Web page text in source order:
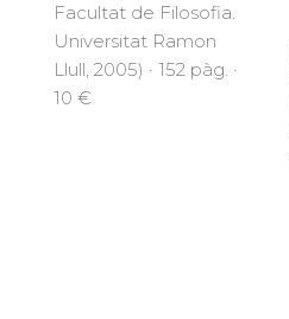
Facultat de Filosofia.
Universitat Ramon
Llull, 2005) · 152 pàg. ·
10 €